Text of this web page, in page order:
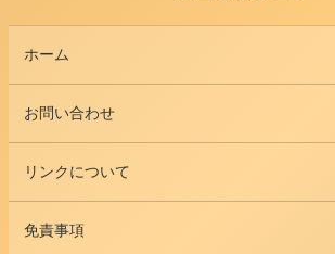
ホーム
お問い合わせ
リンクについて
免責事項